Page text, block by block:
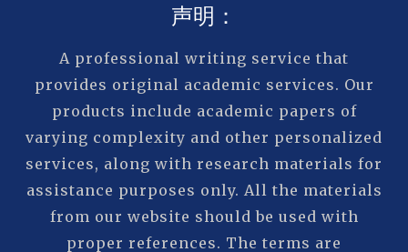
声明：
A professional writing service that
provides original academic services. Our
products include academic papers of
varying complexity and other personalized
services, along with research materials for
assistance purposes only. All the materials
from our website should be used with
proper references. The terms are